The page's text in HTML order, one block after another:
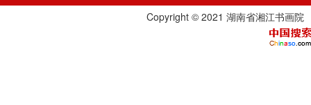
Copyright © 2021 湖南省湘江书画